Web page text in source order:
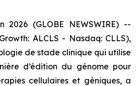
2026 (GLOBE NEWSWIRE) --
ALCLS - Nasdaq: CLLS),
de stade clinique qui utilise
d’édition du génome pour
cellulaires et géniques, a